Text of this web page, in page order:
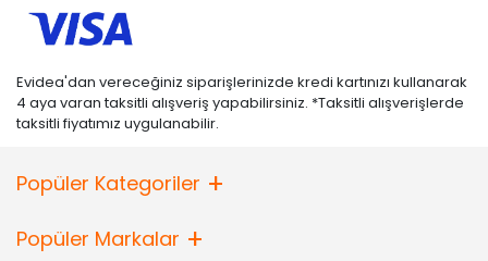
Evidea'dan vereceğiniz siparişlerinizde kredi kartınızı kullanarak
4 aya varan taksitli alışveriş yapabilirsiniz. *Taksitli alışverişlerde
taksitli fiyatımız uygulanabilir.
Popüler Kategoriler
Popüler Markalar